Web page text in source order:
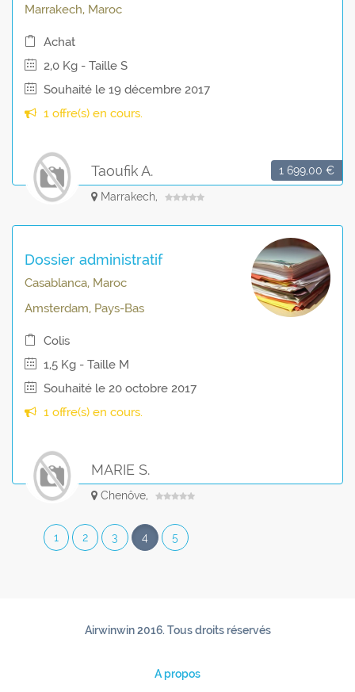
Marrakech, Maroc
Achat
2,0 Kg - Taille S
Souhaité le 19 décembre 2017
1 offre(s) en cours.
Taoufik A.
Marrakech,
1 699,00 €
Dossier administratif
Casablanca, Maroc
Amsterdam, Pays-Bas
Colis
1,5 Kg - Taille M
Souhaité le 20 octobre 2017
1 offre(s) en cours.
MARIE S.
Chenôve,
1 2 3 4 5
Airwinwin 2016. Tous droits réservés
A propos